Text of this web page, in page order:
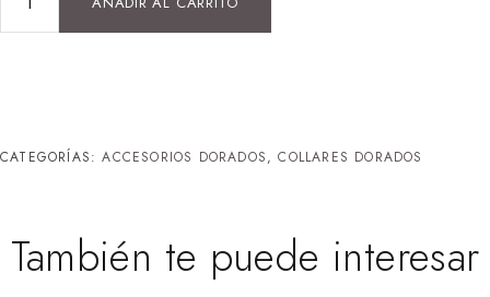
CATEGORÍAS:ACCESORIOS DORADOS,COLLARES DORADOS
También te puede interesar